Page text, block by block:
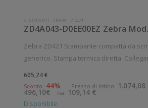
STAMPANTI - ZEBRA - ZD421
Zebra ZD421 Stampante compatta da scrivania ad uso
generico. Stampa termica diretta.
stampa: 12 dot/mm Wireless: Presente Supporto di
stampa: Braccialetti, Carta i
605,24 €
Sconto: 44% Prezzo di listino: 1.074,08
496,10€ Iva: 109,14 €
Disponibile